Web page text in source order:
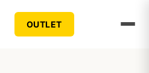
OUTLET